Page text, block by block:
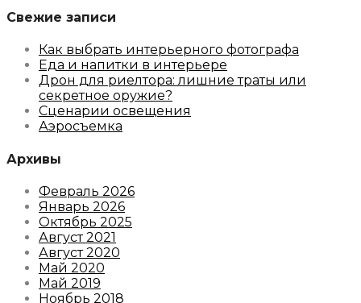
Свежие записи
Как выбрать интерьерного фотографа
Еда и напитки в интерьере
Дрон для риелтора: лишние траты или
секретное оружие?
Сценарии освещения
Аэросъемка
Архивы
Февраль 2026
Январь 2026
Октябрь 2025
Август 2021
Август 2020
Май 2020
Май 2019
Ноябрь 2018